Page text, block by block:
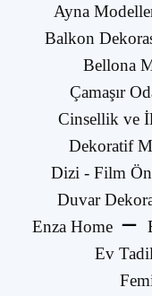
Ayna
Balkon
Bellona
Çamaşır
Cinsellik ve
Dekoratif
Dizi - Film
Duvar
Enza Home
Ev